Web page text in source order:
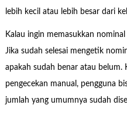
lebih kecil atau lebih besar dari
Kalau ingin memasukkan
Jika sudah selesai mengetik
apakah sudah benar atau
pengecekan manual, pengguna
jumlah yang umumnya sudah